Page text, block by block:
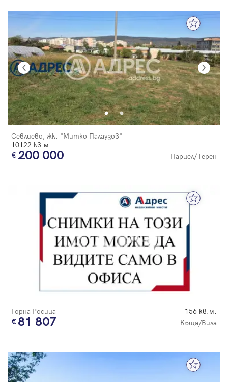
Севлиево, жк. "Митко Палаузов"
10122 кв.м.
200 000 Парцел/Терен
Горна Росица 156 кв.м.
81 807 Къща/Вила